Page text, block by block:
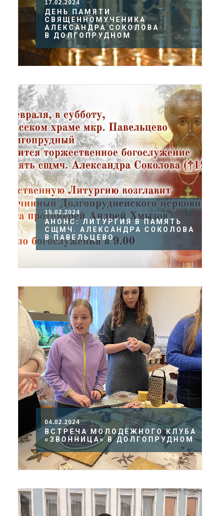
17.02.2024
ДЕНЬ ПАМЯТИ
СВЯЩЕННОМУЧЕНИКА
АЛЕКСАНДРА СОКОЛОВА
В ДОЛГОПРУДНОМ
15.02.2024
АНОНС: ЛИТУРГИЯ В ПАМЯТЬ
СЩМЧ. АЛЕКСАНДРА СОКОЛОВА
В ПАВЕЛЬЦЕВО
04.02.2024
ВСТРЕЧА МОЛОДЕЖНОГО КЛУБА
«ЗВОННИЦА» В ДОЛГОПРУДНОМ